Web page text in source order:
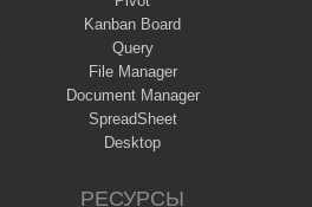
Kanban Board
Query
File Manager
Document Manager
SpreadSheet
Desktop
РЕСУРСЫ